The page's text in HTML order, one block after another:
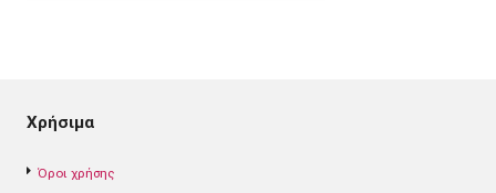
Χρήσιμα
Όροι χρήσης